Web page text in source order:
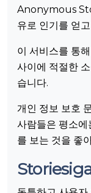
Anonymous
유로 인기를 얻
이 서비스를 통
사이에 적절한
습니다.
개인 정보 보호
사람들은 평소에
를 보는 것을 좋